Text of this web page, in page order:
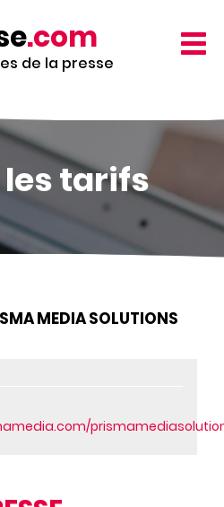
.com
de la presse
tarifs
MEDIA SOLUTIONS